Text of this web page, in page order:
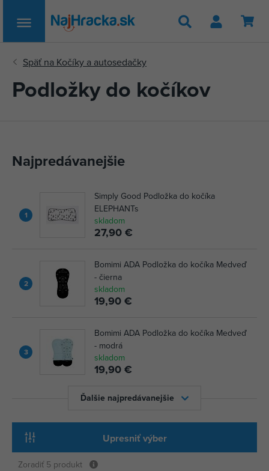
Hľadať
Podložky do kočíkov
Najpredávanejšie
1
Simply Good Podložka do kočíka
ELEPHANTs
skladom
27,90 €
2
Bomimi ADA Podložka do kočíka Medveď
- čierna
skladom
19,90 €
3
Bomimi ADA Podložka do kočíka Medveď
- modrá
skladom
19,90 €
Ďalšie najpredávanejšie
Upresniť výber
Zoradiť 5 produkt